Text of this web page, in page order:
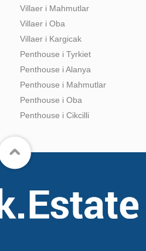
Villaer i Mahmutlar
Villaer i Oba
Villaer i Kargicak
Penthouse i Tyrkiet
Penthouse i Alanya
Penthouse i Mahmutlar
Penthouse i Oba
Penthouse i Cikcilli